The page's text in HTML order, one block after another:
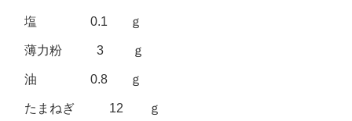
塩 0.1 ｇ
薄力粉 3 ｇ
油 0.8 ｇ
たまねぎ 12 ｇ